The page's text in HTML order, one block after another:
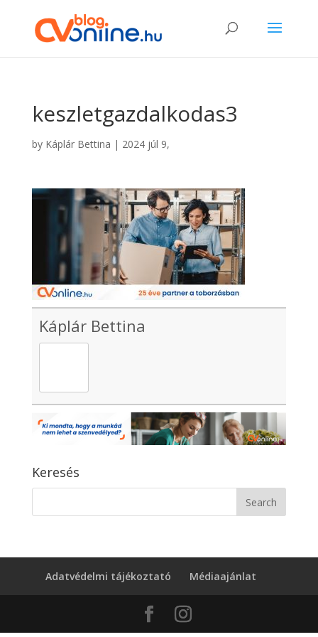
keszletgazdalkodas3
by Káplár Bettina | 2024 júl 9,
Káplár Bettina
Keresés
Adatvédelmi tájékoztató Médiaajánlat